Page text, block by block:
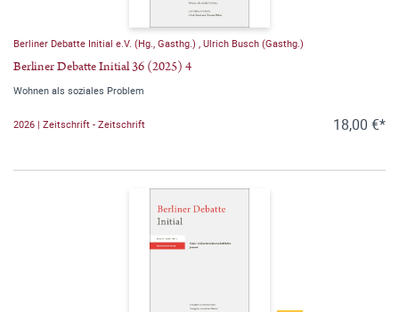
Berliner Debatte Initial e.V. (Hg., Gasthg.) Ulrich Busch (Gasthg.)
Berliner Debatte Initial 36 (2025) 4
Wohnen als soziales Problem
2026 | Zeitschrift - Zeitschrift 18,00 €*